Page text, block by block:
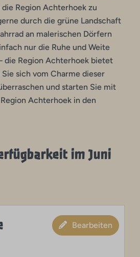
Region Achterhoek zu
durch die grüne Landschaft
an malerischen Dörfern
nur die Ruhe und Weite
die Region Achterhoek bietet
Sie sich vom Charme dieser
und starten Sie mit
Achterhoek in den
im Juni
Bearbeiten